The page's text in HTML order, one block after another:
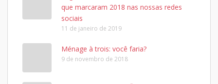
que marcaram 2018 nas nossas redes
sociais
11 de janeiro de 2019
Ménage à trois: você faria?
9 de novembro de 2018